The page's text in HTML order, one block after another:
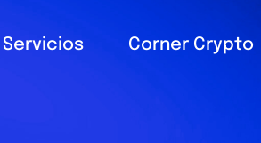
Servicios Corner Crypto